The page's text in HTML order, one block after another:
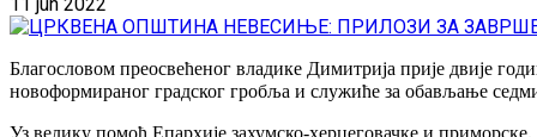
Благословом преосвећеног владике Димитрија прије двије
новоформираног градског гробља и служиће за обављање
Уз велику помоћ Епархије захумско-херцеговачке и